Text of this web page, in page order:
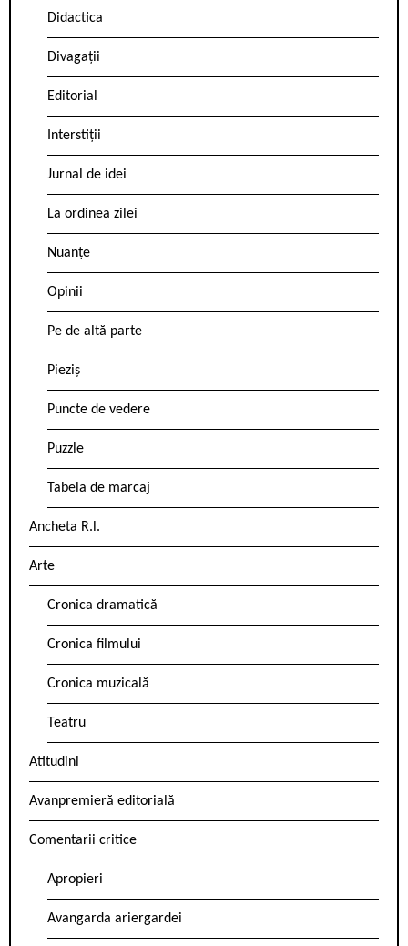
Didactica
Divagații
Editorial
Interstiții
Jurnal de idei
La ordinea zilei
Nuanțe
Opinii
Pe de altă parte
Pieziș
Puncte de vedere
Puzzle
Tabela de marcaj
Ancheta R.l.
Arte
Cronica dramatică
Cronica filmului
Cronica muzicală
Teatru
Atitudini
Avanpremieră editorială
Comentarii critice
Apropieri
Avangarda ariergardei